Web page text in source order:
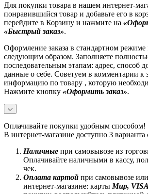
Для покупки товара в нашем интернет-
понравившийся товар и добавьте его в
перейдите в Корзину и нажмите на
«Быстрый заказ».
Оформление заказа в стандартном режиме
следующим образом. Заполняете
последовательным этапам: адрес, способ
данные о себе. Советуем в комментарии к
информацию по товару , которую
Нажмите кнопку «Оформить заказ».
Оплачивайте покупки удобным способом!
В интернет-магазине доступно 3 варианта
Наличные при самовывозе из
Оплачивайте наличными в кассу,
чек.
Оплата картой при самовывозе
интернет-магазине: карты Mир, VISA